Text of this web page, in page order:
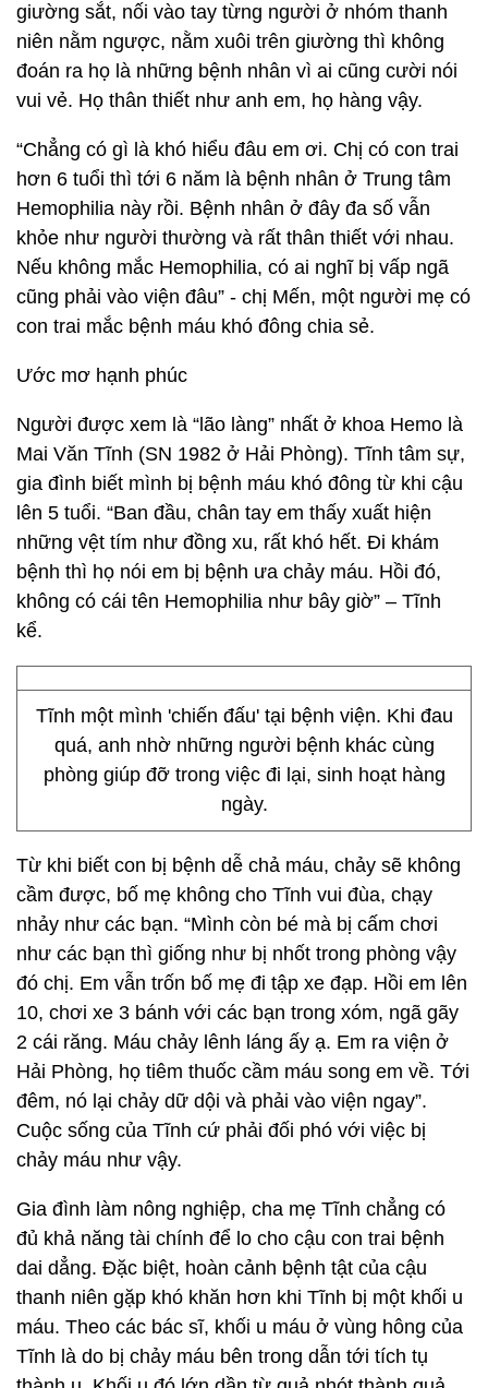
giường sắt, nối vào tay từng người ở nhóm thanh
niên nằm ngược, nằm xuôi trên giường thì không
đoán ra họ là những bệnh nhân vì ai cũng cười nói
vui vẻ. Họ thân thiết như anh em, họ hàng vậy.
“Chẳng có gì là khó hiểu đâu em ơi. Chị có con trai
hơn 6 tuổi thì tới 6 năm là bệnh nhân ở Trung tâm
Hemophilia này rồi. Bệnh nhân ở đây đa số vẫn
khỏe như người thường và rất thân thiết với nhau.
Nếu không mắc Hemophilia, có ai nghĩ bị vấp ngã
cũng phải vào viện đâu” - chị Mến, một người mẹ có
con trai mắc bệnh máu khó đông chia sẻ.
Ước mơ hạnh phúc
Người được xem là “lão làng” nhất ở khoa Hemo là
Mai Văn Tĩnh (SN 1982 ở Hải Phòng). Tĩnh tâm sự,
gia đình biết mình bị bệnh máu khó đông từ khi cậu
lên 5 tuổi. “Ban đầu, chân tay em thấy xuất hiện
những vệt tím như đồng xu, rất khó hết. Đi khám
bệnh thì họ nói em bị bệnh ưa chảy máu. Hồi đó,
không có cái tên Hemophilia như bây giờ” – Tĩnh
kể.
Tĩnh một mình 'chiến đấu' tại bệnh viện. Khi đau
quá, anh nhờ những người bệnh khác cùng
phòng giúp đỡ trong việc đi lại, sinh hoạt hàng
ngày.
Từ khi biết con bị bệnh dễ chả máu, chảy sẽ không
cầm được, bố mẹ không cho Tĩnh vui đùa, chạy
nhảy như các bạn. “Mình còn bé mà bị cấm chơi
như các bạn thì giống như bị nhốt trong phòng vậy
đó chị. Em vẫn trốn bố mẹ đi tập xe đạp. Hồi em lên
10, chơi xe 3 bánh với các bạn trong xóm, ngã gãy
2 cái răng. Máu chảy lênh láng ấy ạ. Em ra viện ở
Hải Phòng, họ tiêm thuốc cầm máu song em về. Tới
đêm, nó lại chảy dữ dội và phải vào viện ngay”.
Cuộc sống của Tĩnh cứ phải đối phó với việc bị
chảy máu như vậy.
Gia đình làm nông nghiệp, cha mẹ Tĩnh chẳng có
đủ khả năng tài chính để lo cho cậu con trai bệnh
dai dẳng. Đặc biệt, hoàn cảnh bệnh tật của cậu
thanh niên gặp khó khăn hơn khi Tĩnh bị một khối u
máu. Theo các bác sĩ, khối u máu ở vùng hông của
Tĩnh là do bị chảy máu bên trong dẫn tới tích tụ